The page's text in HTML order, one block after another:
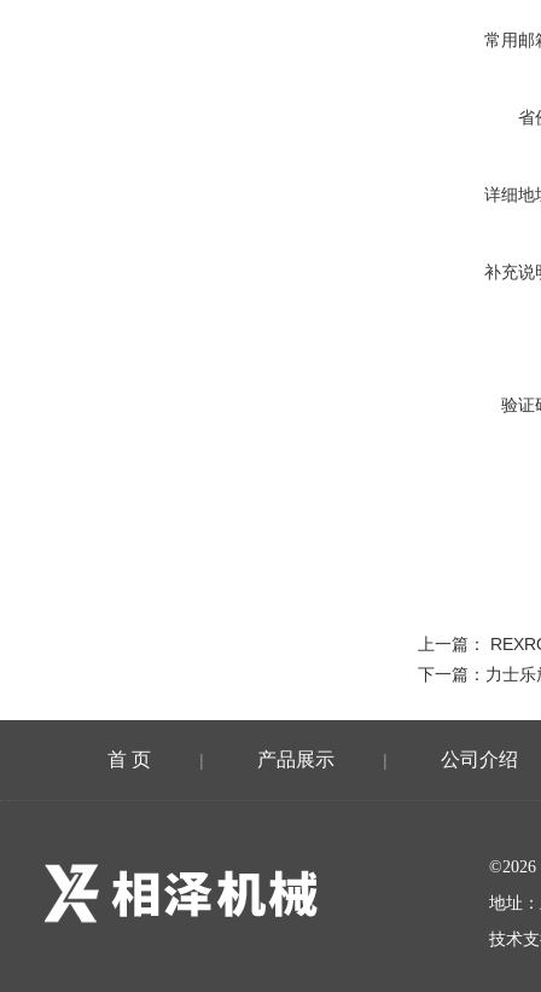
常用邮
省
详细地
补充说
验证
上一篇：
下一篇： 力士乐
首 页 | 产品展示 | 公司介绍
地址
技术